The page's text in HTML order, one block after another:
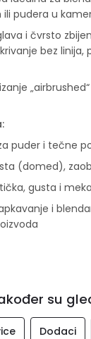
pudera u
i čvrsto
bez linija,
puder i tečne
(domed),
gusta i
i
su
Dodaci